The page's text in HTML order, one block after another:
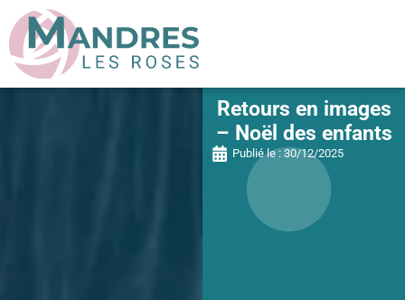
Retours en images
– Noël des enfants
Publié le : 30/12/2025